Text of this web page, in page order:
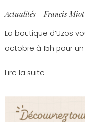
Actualités - Francis Miot
La boutique d’Uzos
octobre à 15h pour
Lire la suite